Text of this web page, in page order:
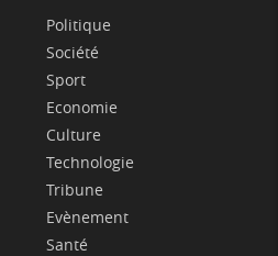
Politique
Société
Sport
Economie
Culture
Technologie
Tribune
Evènement
Santé